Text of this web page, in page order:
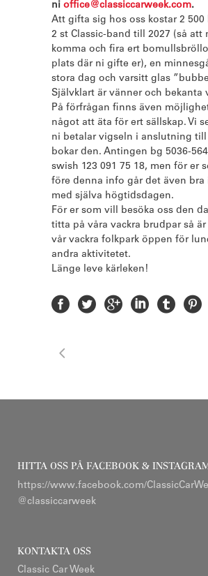
ni office@classiccarweek.com.
Att gifta sig hos oss kostar 2 500
2 st Classic-band till 2027 (så att
komma och fira ert
plats där ni gifte er), en
stora dag och varsitt glas
Självklart är vänner och bekanta
På förfrågan finns även
något att äta för ert sällskap. Vi
ni betalar vigseln i anslutning
bokar den. Antingen bg 5036-
swish 123 091 75 18, men för er
före denna info går det även bra
med själva högtidsdagen.
För er som vill besöka oss den
titta på våra vackra brudpar så
vår vackra folkpark öppen för
andra aktivitetet.
Länge leve kärleken!
HITTA OSS PÅ FACEBOOK &
https://www.facebook.com/
@classiccarweek
KONTAKTA OSS
Classic Car Week